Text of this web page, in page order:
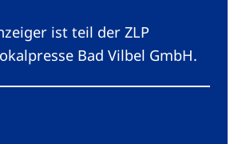
ist teil der ZLP
Bad Vilbel GmbH.